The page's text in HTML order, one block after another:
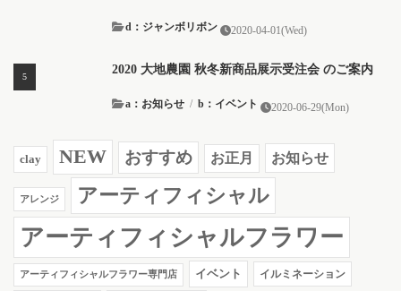
2020-04-01(Wed)
d：ジャンボリボン
2020 大地農園 秋冬新商品展示受注会 のご案内
2020-06-29(Mon)
a：お知らせ / b：イベント
clay NEW おすすめ お正月 お知らせ
アレンジ アーティフィシャル
アーティフィシャルフラワー
アーティフィシャルフラワー専門店 イベント イルミネーション